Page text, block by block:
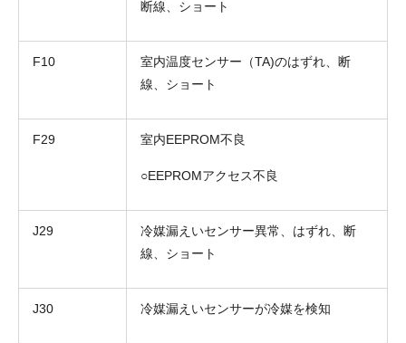
断線、ショート
F10
室内温度センサー（TA)のはずれ、断
線、ショート
F29 室内EEPROM不良
○EEPROMアクセス不良
J29
冷媒漏えいセンサー異常、はずれ、断
線、ショート
J30 冷媒漏えいセンサーが冷媒を検知